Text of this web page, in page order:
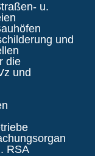
u.
und
die
und
RSA